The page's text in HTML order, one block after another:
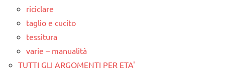
riciclare
taglio e cucito
tessitura
varie – manualità
TUTTI GLI ARGOMENTI PER ETA'